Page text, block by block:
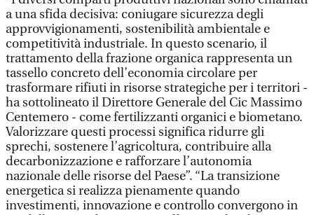
a una sfida decisiva: coniugare sicurezza degli
approvvigionamenti, sostenibilità ambientale e
competitività industriale. In questo scenario, il
trattamento della frazione organica rappresenta un
tassello concreto dell’economia circolare per
trasformare rifiuti in risorse strategiche per i territori -
ha sottolineato il Direttore Generale del Cic Massimo
Centemero - come fertilizzanti organici e biometano.
Valorizzare questi processi significa ridurre gli
sprechi, sostenere l’agricoltura, contribuire alla
decarbonizzazione e rafforzare l’autonomia
nazionale delle risorse del Paese”. “La transizione
energetica si realizza pienamente quando
investimenti, innovazione e controllo convergono in